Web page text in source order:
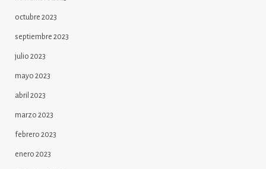
octubre 2023
septiembre 2023
julio 2023
mayo 2023
abril 2023
marzo 2023
febrero 2023
enero 2023